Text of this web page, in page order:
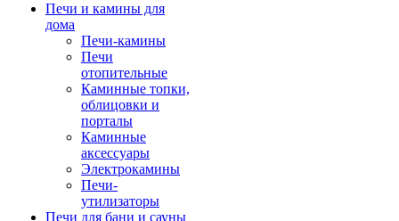
Печи и камины для
дома
Печи-камины
Печи
отопительные
Каминные топки,
облицовки и
порталы
Каминные
аксессуары
Электрокамины
Печи-
утилизаторы
Печи для бани и сауны